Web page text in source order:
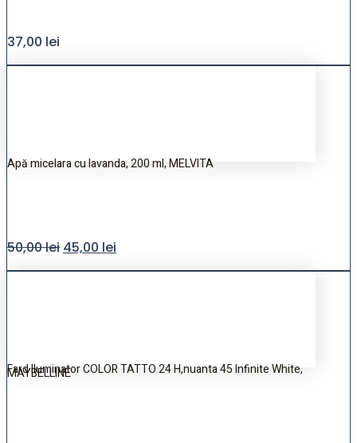
37,00 lei
Apă micelara cu lavanda, 200 ml, MELVITA
50,00lei 45,00 lei
Fard Iluminator COLOR TATTO 24 H,nuanta 45 Infinite White,
MAYBELLINE